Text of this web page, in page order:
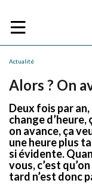
Actualité
Alors ? On
Deux fois par
change d’heure,
on avance, ça
une heure plus
si évidente.
vous, c’est
tard n’est donc